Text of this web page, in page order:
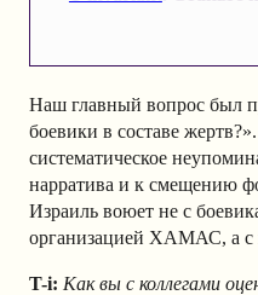
Наш главный вопрос был
боевики в составе
систематическое
нарратива и к смещению
Израиль воюет не с
организацией ХАМАС, а
T-i: Как вы с коллегами